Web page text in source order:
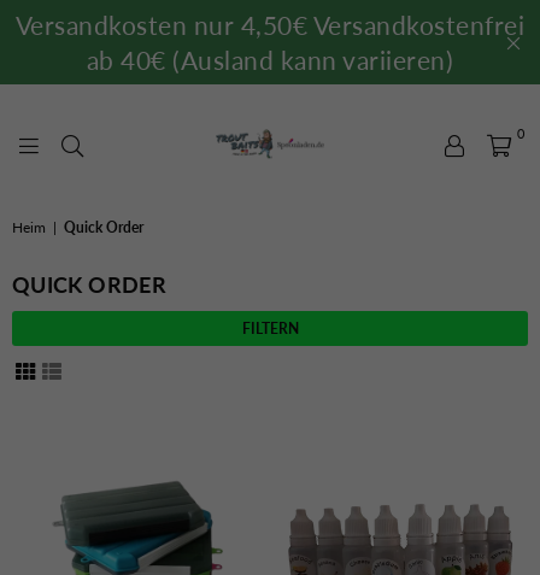
Versandkosten nur 4,50€ Versandkostenfrei
ab 40€ (Ausland kann variieren)
0
Heim | Quick Order
QUICK ORDER
FILTERN